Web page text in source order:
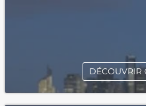
DÉCOUVRIR